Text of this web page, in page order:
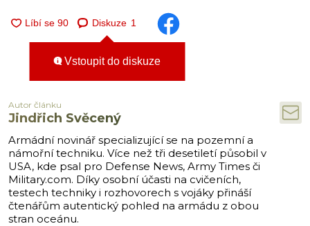
Diskuze 1
Vstoupit do diskuze
Autor článku
Jindřich Svěcený
Armádní novinář specializující se na pozemní a
námořní techniku. Více než tři desetiletí působil v
USA, kde psal pro Defense News, Army Times či
Military.com. Díky osobní účasti na cvičeních,
testech techniky i rozhovorech s vojáky přináší
čtenářům autentický pohled na armádu z obou
stran oceánu.